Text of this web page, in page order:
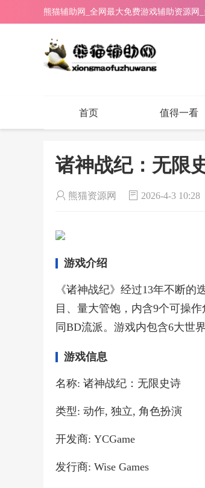
熊猫辅助网_全网最大免费游戏辅助资源网
首页 值得一看
诸神战纪：无限
熊猫资源网 2026-4-3 10:28
游戏介绍
《诸神战纪》经过13年不断
目、量大管饱，内含9个可操
同BD流派。游戏内包含6大世
游戏信息
名称: 诸神战纪：无限史诗
类型: 动作, 独立, 角色扮演
开发商: YCGame
发行商: Wise Games